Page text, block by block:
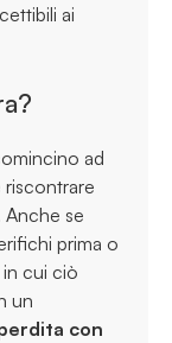
ai
ad
riscontrare
Anche se
prima o
in cui ciò
un
con